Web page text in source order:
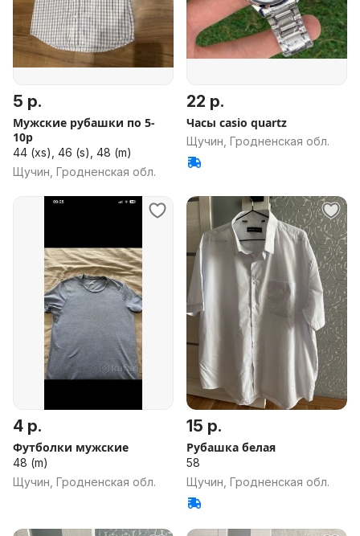
5 р.
Мужские рубашки по 5-
10р
44 (xs), 46 (s), 48 (m)
Щучин, Гродненская обл.
22 р.
Часы casio quartz
Щучин, Гродненская обл.
4 р.
Футболки мужские
48 (m)
Щучин, Гродненская обл.
15 р.
Рубашка белая
58
Щучин, Гродненская обл.